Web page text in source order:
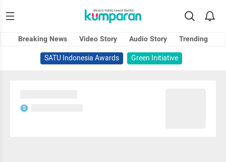
Breaking News Video Story Audio Story
Trending
SATU Indonesia Awards
Green Initiative
S